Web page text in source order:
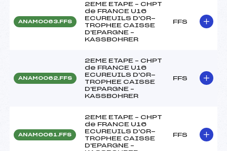
ANAM0063.FFS
2EME ETAPE – CHPT
de FRANCE U16
ECUREUILS D'OR-
TROPHEE CAISSE
D'EPARGNE –
KASSBOHRER
FFS
ANAM0062.FFS
2EME ETAPE – CHPT
de FRANCE U16
ECUREUILS D'OR-
TROPHEE CAISSE
D'EPARGNE –
KASSBOHRER
FFS
ANAM0061.FFS
2EME ETAPE – CHPT
de FRANCE U16
ECUREUILS D'OR-
TROPHEE CAISSE
D'EPARGNE –
FFS